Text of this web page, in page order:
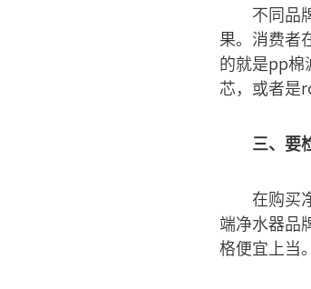
不同品
果。消费者
的就是pp棉
芯，或者是
三、要
在购买
端净水器品
格便宜上当。